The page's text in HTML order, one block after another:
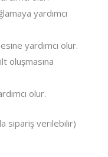
yardımcı
yardımcı olur.
oluşmasına
olur.
sipariş verilebilir)